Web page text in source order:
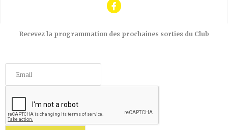
Recevez la programmation des prochaines sorties du Club